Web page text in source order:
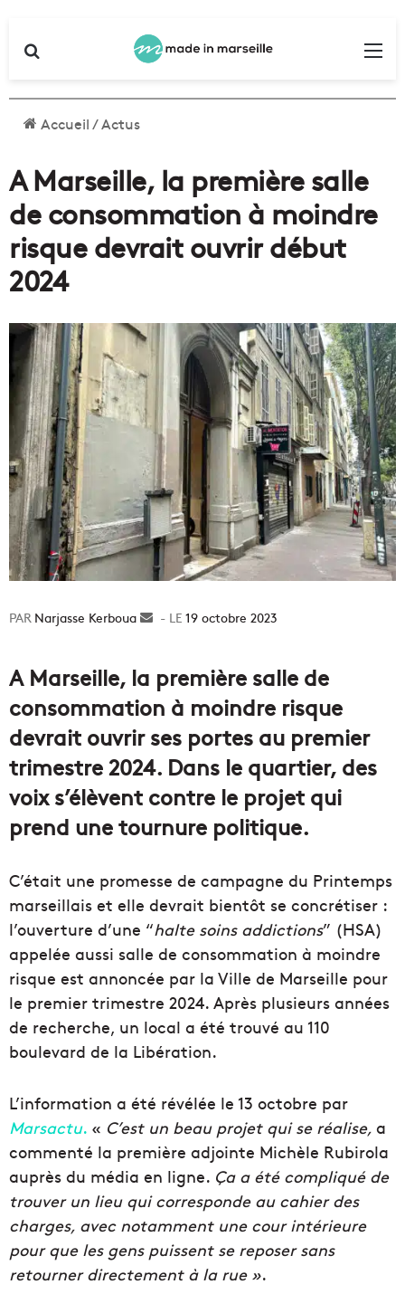
Accueil/Actus
A Marseille, la première salle
de consommation à moindre
risque devrait ouvrir début
2024
Narjasse Kerboua
Envoyer19 octobre 2023
A Marseille, la première salle de
consommation à moindre risque
devrait ouvrir ses portes au premier
trimestre 2024. Dans le quartier, des
voix s’élèvent contre le projet qui
prend une tournure politique.
C’était une promesse de campagne du Printemps
marseillais et elle devrait bientôt se concrétiser :
l’ouverture d’une “halte soins addictions” (HSA)
appelée aussi salle de consommation à moindre
risque est annoncée par la Ville de Marseille pour
le premier trimestre 2024. Après plusieurs années
de recherche, un local a été trouvé au 110
boulevard de la Libération.
L’information a été révélée le 13 octobre par
Marsactu. « C’est un beau projet qui se réalise, a
commenté la première adjointe Michèle Rubirola
auprès du média en ligne. Ça a été compliqué de
trouver un lieu qui corresponde au cahier des
charges, avec notamment une cour intérieure
pour que les gens puissent se reposer sans
retourner directement à la rue ».